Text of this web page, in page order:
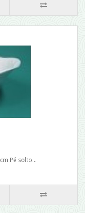
solto...